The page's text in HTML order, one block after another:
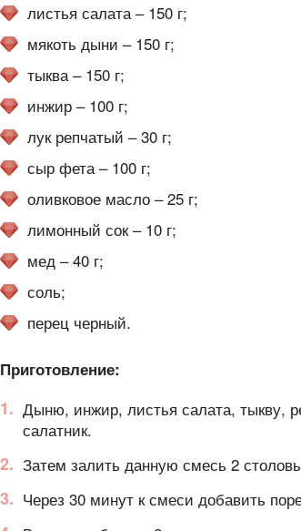
листья салата – 150 г;
мякоть дыни – 150 г;
тыква – 150 г;
инжир – 100 г;
лук репчатый – 30 г;
сыр фета – 100 г;
оливковое масло – 25 г;
лимонный сок – 10 г;
мед – 40 г;
соль;
перец черный.
Приготовление:
Дыню, инжир, листья салата, тыкву,
салатник.
Затем залить данную смесь 2
Через 30 минут к смеси добавить